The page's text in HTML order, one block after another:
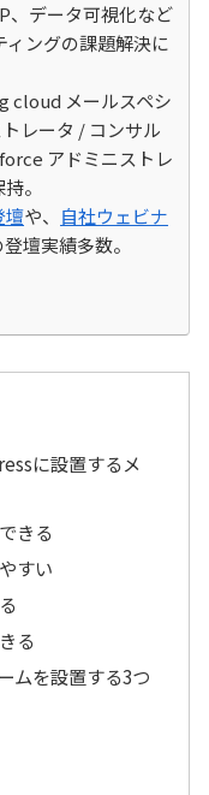
、データ可視化など
ングの課題解決に
cloud メールスペシ
レータ / コンサル
アドミニストレ
。
壇や、 自社ウェビナ
壇実績多数。
に設置するメ
きる
すい
る
ムを設置する3つ